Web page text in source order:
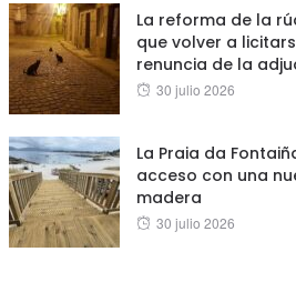
La reforma de la
que volver a
renuncia de la
Posted
30 julio 2026
La Praia da
acceso con una
madera
Posted
30 julio 2026